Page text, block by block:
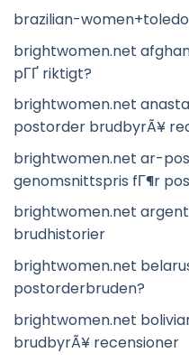
brazilian-
brightwomen.net
pГҐ riktigt?
brightwomen.net
postorder brudbyrÃ¥
brightwomen.net ar-
genomsnittspris fГ¶r
brightwomen.net
brudhistorier
brightwomen.net
postorderbruden?
brightwomen.net
brudbyrÃ¥ recensioner